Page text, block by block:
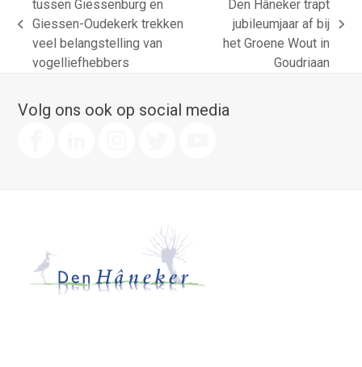
previous
post:
tussen Giessenburg en
Giessen-Oudekerk trekken
veel belangstelling van
vogelliefhebbers
next
post:
Den Hâneker trapt
jubileumjaar af bij
het Groene Wout in
Goudriaan
Volg ons ook op social media